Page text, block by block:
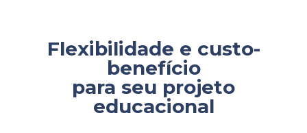
Flexibilidade e custo-
benefício
para seu projeto
educacional